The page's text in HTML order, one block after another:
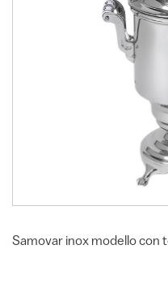
Samovar inox modello con